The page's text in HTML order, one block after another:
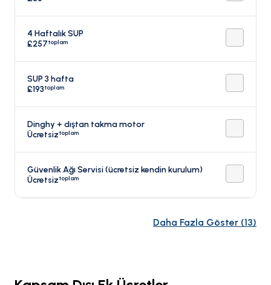
4 Haftalık SUP
£257toplam
SUP 3 hafta
£193toplam
Dinghy + dıştan takma motor
Ücretsiztoplam
Güvenlik Ağı Servisi (ücretsiz kendin kurulum)
Ücretsiztoplam
Daha Fazla Göster (13)